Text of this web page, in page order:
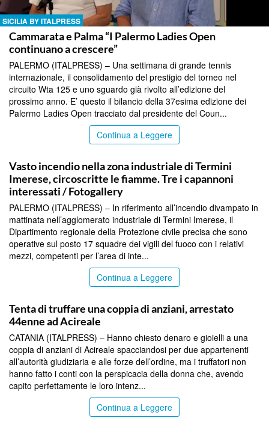
SICILIA BY ITALPRESS
Cammarata e Palma “I Palermo Ladies Open
continuano a crescere”
PALERMO (ITALPRESS) – Una settimana di grande tennis
internazionale, il consolidamento del prestigio del torneo nel
circuito Wta 125 e uno sguardo già rivolto all’edizione del
prossimo anno. E’ questo il bilancio della 37esima edizione dei
Palermo Ladies Open tracciato dal presidente del Coun...
Continua a Leggere
Vasto incendio nella zona industriale di Termini
Imerese, circoscritte le fiamme. Tre i capannoni
interessati / Fotogallery
PALERMO (ITALPRESS) – In riferimento all’incendio divampato in
mattinata nell’agglomerato industriale di Termini Imerese, il
Dipartimento regionale della Protezione civile precisa che sono
operative sul posto 17 squadre dei vigili del fuoco con i relativi
mezzi, competenti per l’area di inte...
Continua a Leggere
Tenta di truffare una coppia di anziani, arrestato
44enne ad Acireale
CATANIA (ITALPRESS) – Hanno chiesto denaro e gioielli a una
coppia di anziani di Acireale spacciandosi per due appartenenti
all’autorità giudiziaria e alle forze dell’ordine, ma i truffatori non
hanno fatto i conti con la perspicacia della donna che, avendo
capito perfettamente le loro intenz...
Continua a Leggere